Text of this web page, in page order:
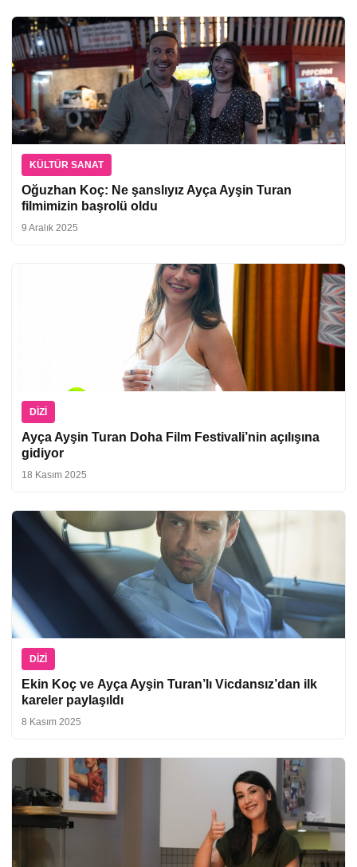
KÜLTÜR SANAT
Oğuzhan Koç: Ne şanslıyız Ayça Ayşin Turan
filmimizin başrolü oldu
9 Aralık 2025
DIZI
Ayça Ayşin Turan Doha Film Festivali’nin açılışına
gidiyor
18 Kasım 2025
DIZI
Ekin Koç ve Ayça Ayşin Turan’lı Vicdansız’dan ilk
kareler paylaşıldı
8 Kasım 2025